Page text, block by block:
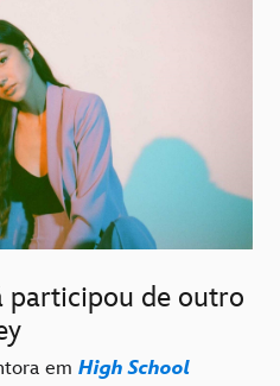
participou de outro
em High School